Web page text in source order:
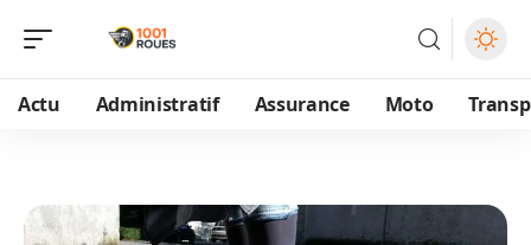
Actu Administratif Assurance Moto